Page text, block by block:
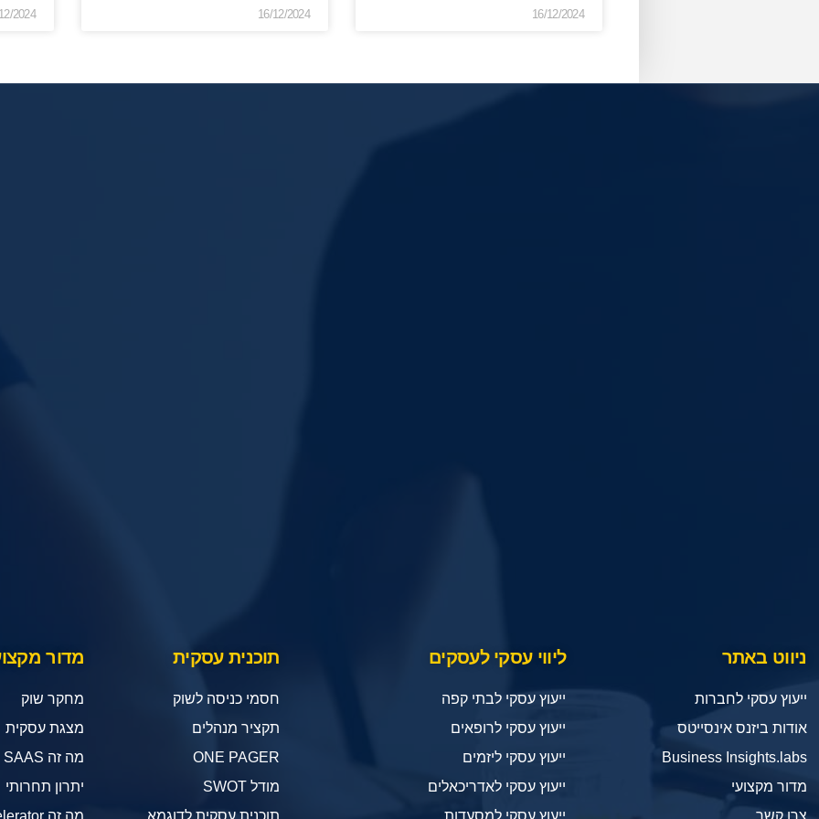
16/12/2024
16/12/2024
2024
ניווט באתר
ייעוץ עסקי לחברות
אודות ביזנס אינסייטס
Business Insights.labs
מדור מקצועי
צרו קשר
ליווי עסקי לעסקים
ייעוץ עסקי לבתי קפה
ייעוץ עסקי לרופאים
ייעוץ עסקי ליזמים
ייעוץ עסקי לאדריכאלים
ייעוץ עסקי למסעדות
תוכנית עסקית
חסמי כניסה לשוק
תקציר מנהלים
ONE PAGER
מודל SWOT
תוכנית עסקית לדוגמא
מדור
מחקר שוק
מצגת עסקית
מה זה SAAS
יתרון תחרותי
מה זה Accelerator